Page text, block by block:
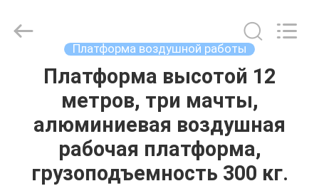
ДОМОЙ
ПРОДУКТЫ
Платформа воздушной работы
Платформа высотой 12
метров, три мачты,
алюминиевая воздушная
рабочая платформа,
грузоподъемность 300 кг.